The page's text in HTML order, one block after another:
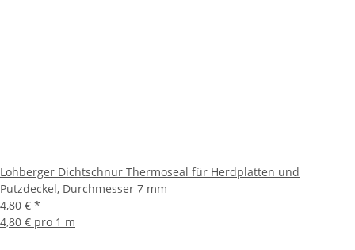
Lohberger Dichtschnur Thermoseal für Herdplatten und
Putzdeckel, Durchmesser 7 mm
4,80 € *
4,80 € pro 1 m